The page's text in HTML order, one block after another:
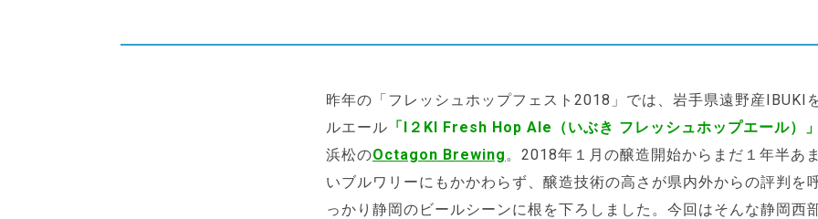
昨年の「フレッシュホップフェスト2018」では、岩手県遠野産IBUKI
ルエール 「I２KI Fresh Hop Ale（いぶき フレッシュホップエール）
浜松のOctagon Brewing 。2018年１月の醸造開始からまだ１年半あ
いブルワリーにもかかわらず、醸造技術の高さが県内外からの評判を
っかり静岡のビールシーンに根を下ろしました。今回はそんな静岡西